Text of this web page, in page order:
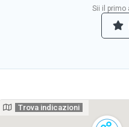
Sii il primo
Trova indicazioni